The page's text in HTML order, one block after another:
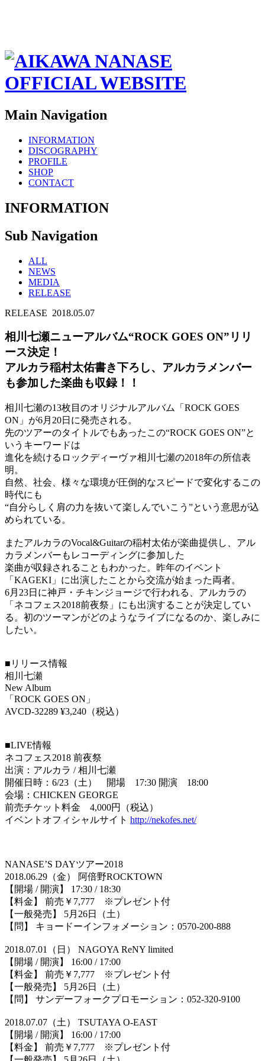
Main Navigation
INFORMATION
DISCOGRAPHY
PROFILE
SHOP
CONTACT
INFORMATION
Sub Navigation
ALL
NEWS
MEDIA
RELEASE
RELEASE 2018.05.07
相川七瀬ニューアルバム“ROCK GOES ON”リリ
ース決定！
アルカラ稲村太佑書き下ろし、アルカラメンバー
も参加した楽曲も収録！！
相川七瀬の13枚目のオリジナルアルバム「ROCK GOES
ON」が6月20日に発売される。
先のツアーのタイトルでもあったこの“ROCK GOES ON”と
いうキーワードは
進化を続けるロックディーヴァ相川七瀬の2018年の所信表
明。
自然、社会、様々な環境が圧倒的なスピードで変化するこの
時代にも
“自分らしく肩の力を抜いて楽しんでいこう”という意思が込
められている。
またアルカラのVocal&Guitarの稲村太佑が楽曲提供し、アル
カラメンバーもレコーディングに参加した
楽曲が収録されることもわかった。昨年のイベント
「KAGEKI」に出演したことから交流が始まった両者。
6月23日に神戸・チキンジョージで行われる、アルカラの
「ネコフェス2018前夜祭」にも出演することが決定してい
る。初のツーマンがどのようなライブになるのか、楽しみに
したい。
■リリース情報
相川七瀬
New Album
「ROCK GOES ON」
AVCD-32289 ¥3,240（税込）
■LIVE情報
ネコフェス2018 前夜祭
出演：アルカラ / 相川七瀬
開催日時：6/23（土） 開場 17:30 開演 18:00
会場：CHICKEN GEORGE
前売チケット料金 4,000円（税込）
イベントオフィシャルサイト http://nekofes.net/
NANASE’S DAYツアー2018
2018.06.29（金） 阿倍野ROCKTOWN
【開場 / 開演】 17:30 / 18:30
【料金】 前売￥7,777 ※プレゼント付
【一般発売】 5月26日（土）
【問】 キョードーインフォメーション：0570-200-888
2018.07.01（日） NAGOYA ReNY limited
【開場 / 開演】 16:00 / 17:00
【料金】 前売￥7,777 ※プレゼント付
【一般発売】 5月26日（土）
【問】 サンデーフォークプロモーション：052-320-9100
2018.07.07（土） TSUTAYA O-EAST
【開場 / 開演】 16:00 / 17:00
【料金】 前売￥7,777 ※プレゼント付